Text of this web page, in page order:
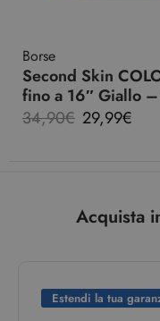
Borse
Second Skin
fino a 16″ Giallo
34,90€ 29,99€
Acquista
Estendi la tua